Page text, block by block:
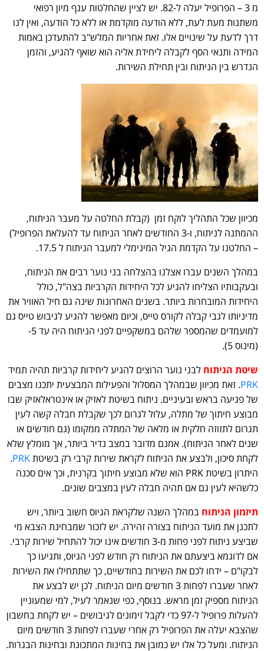
מ 3 – הפרופיל יעלה ל-82. יש לציין שהחלטות ענף מיון רפואי
משתנות מעת לעת, ללא הודעה מוקדמת או ללא כל הודעה, ואין לנו
דרך לדעת על שינויים אלו. זאת אחריות המלש"ב להתעדכן באמות
המידה ותנאי הסף לקבלה ליחידת אליה הוא שואף להגיע, והזמן
הנדרש בין הניתוח ובין תחילת השירות.
מכיוון שכל התהליך לוקח זמן (קבלת החלטה על מעבר הניתוח,
ההמתנה לניתוח, ו-3 החודשים לאחר הניתוח עד להעלאת הפרופיל)
– החלטנו על הקדמת הגיל המינימלי למעבר הניתוח ל 17.5.
במהלך השנים עברו אצלנו בהצלחה בני נוער רבים את הניתוח,
ובעקבותיו הצליחו להגיע לכל היחידות הקרביות בצה"ל, כולל
היחידות המובחרות ביותר. בשנים האחרונות שינה גם חיל האוויר את
מדיניותו לגבי קבלה לקורס טייס, וכיום מאפשר להגיע לגיבוש טייס גם
למועמדים שהמספר שלהם במשקפיים לפני הניתוח היה עד 5-
(מינוס 5).
שיטת הניתוח לבני נוער הרוצים להגיע ליחידות קרביות תהיה תמיד
PRK. זאת מכיוון שבמהלך המסלול והפעילות המבצעית יתכנו מצבים
של פגיעה בראש ובעיניים. ניתוח בשיטת לאזיק או אינטראלאזיק שבו
מבוצע חיתוך של מתלה, עלול לגרום לכך שקבלת חבלה קשה לעין
תגרום לתזוזה חלקית או מלאה של המתלה ממקומו (גם חודשים או
שנים לאחר הניתוח). אמנם מדובר במצב נדיר ביותר, אך מומלץ שלא
לקחת סיכון, ולבצע את הניתוח לקראת שירות קרבי רק בשיטתPRK
.
היתרון בשיטת PRK הוא שלא מבוצע חיתוך בקרנית, וכך אים סכנה
כלשהיא לעין גם אם תהיה חבלה לעין במצבים שונים.
תיזמון הניתוח במהלך השנה שלקראת הגיוס חשוב ביותר, ויש
לתכנן את מועד הניתוח בצורה זהירה. יש לזכור שמבחינת הצבא מי
שביצע ניתוח לפני פחות מ-3 חודשים אינו יכול להתחיל שירות קרבי.
אם לדוגמא ביצעתם את הניתוח רק חודש לפני הגיוס, ותגיעו כך
לבקו"ם – ידחו לכם את השירות בחודשיים, כך שתתחילו את השירות
לאחר שעברו לפחות 3 חודשים מיום הניתוח. לכן יש לבצע את
הניתוח מספיק זמן מראש. בנוסף, כפי שנאמר לעיל, למי שמעוניין
להעלות פרופיל ל-97 כדי לקבל זימונים לגיבושים – יש לקחת בחשבון
שהצבא יעלה את הפרופיל רק אחרי שעברו לפחות 3 חודשים מיום
הניתוח. ומעל כל אלו יש כמובן את בחינות המתכונת ובחינות הבגרות.